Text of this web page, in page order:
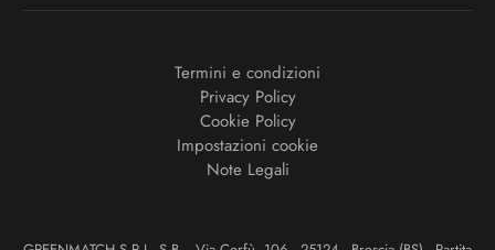
Termini e condizioni
Privacy Policy
Cookie Policy
Impostazioni cookie
Note Legali